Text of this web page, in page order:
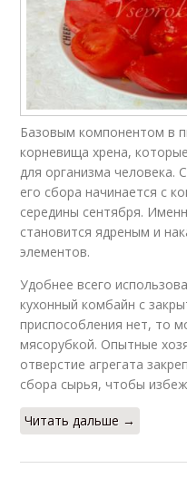
Базовым компонентом в
корневища хрена,
для организма человека.
его сбора начинается с
середины сентября.
становится ядреным и
элементов.
Удобнее всего
кухонный комбайн с
приспособления нет, то
мясорубкой. Опытные
отверстие агрегата
сбора сырья, чтобы
Читать дальше →